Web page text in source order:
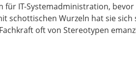
für IT-Systemadministration,
schottischen Wurzeln hat sie sich
oft von Stereotypen